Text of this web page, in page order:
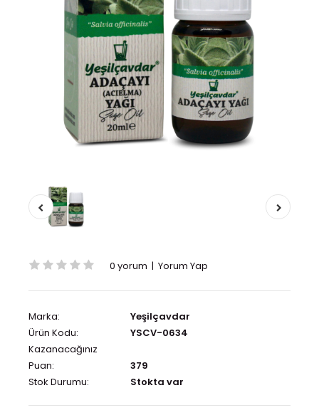
0 yorum | Yorum Yap
Marka:
Yeşilçavdar
Ürün Kodu:
YSCV-0634
Kazanacağınız
Puan:
379
Stok Durumu:
Stokta var